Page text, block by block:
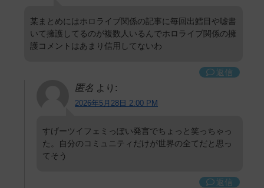
某まとめにはホロライブ関係の記事に毎回出鱈目や嘘書
いて擁護してるのが複数人いるんでホロライブ関係の擁
護コメントはあまり信用してないわ
返信
匿名 より:
2026年5月28日 2:00 PM
すげーツイフェミっぽい発言でちょっと笑っちゃっ
た。自分のコミュニティだけが世界の全てだと思っ
てそう
返信